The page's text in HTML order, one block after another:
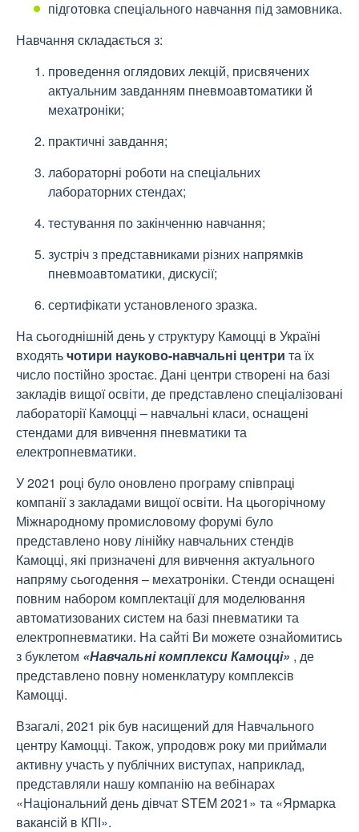
підготовка спеціального навчання під замовника.
Навчання складається з:
проведення оглядових лекцій, присвячених
актуальним завданням пневмоавтоматики й
мехатроніки;
практичні завдання;
лабораторні роботи на спеціальних
лабораторних стендах;
тестування по закінченню навчання;
зустріч з представниками різних напрямків
пневмоавтоматики, дискусії;
сертифікати установленого зразка.
На сьогоднішній день у структуру Камоцці в Україні
входятьчотири науково-навчальні центри та їх
число постійно зростає. Дані центри створені на базі
закладів вищої освіти, де представлено спеціалізовані
лабораторії Камоцці – навчальні класи, оснащені
стендами для вивчення пневматики та
електропневматики.
У 2021 році було оновлено програму співпраці
компанії з закладами вищої освіти. На цьогорічному
Міжнародному промисловому форумі було
представлено нову лінійку навчальних стендів
Камоцці, які призначені для вивчення актуального
напряму сьогодення – мехатроніки. Стенди оснащені
повним набором комплектації для моделювання
автоматизованих систем на базі пневматики та
електропневматики. На сайті Ви можете ознайомитись
з буклетом «Навчальні комплекси Камоцці» , де
представлено повну номенклатуру комплексів
Камоцці.
Взагалі, 2021 рік був насищений для Навчального
центру Камоцці. Також, упродовж року ми приймали
активну участь у публічних виступах, наприклад,
представляли нашу компанію на вебінарах
«Національний день дівчат STEM 2021» та «Ярмарка
вакансій в КПІ».